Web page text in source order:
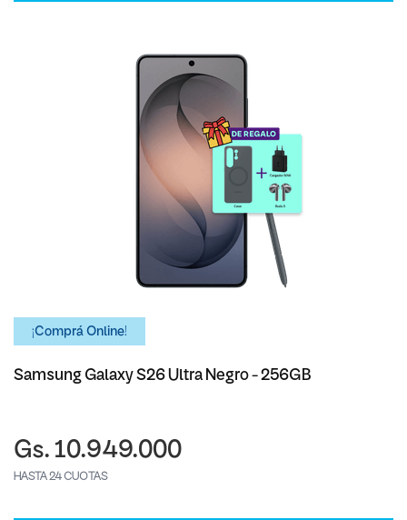
¡Comprá Online!
Samsung Galaxy S26 Ultra Negro - 256GB
Gs. 10.949.000
HASTA 24 CUOTAS